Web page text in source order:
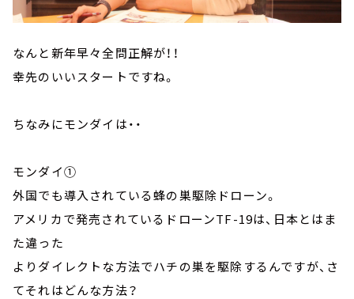
なんと新年早々全問正解が！！
幸先のいいスタートですね。
ちなみにモンダイは・・
モンダイ①
外国でも導入されている蜂の巣駆除ドローン。
アメリカで発売されているドローンTF-19は、日本とはま
た違った
よりダイレクトな方法でハチの巣を駆除するんですが、さ
てそれはどんな方法？